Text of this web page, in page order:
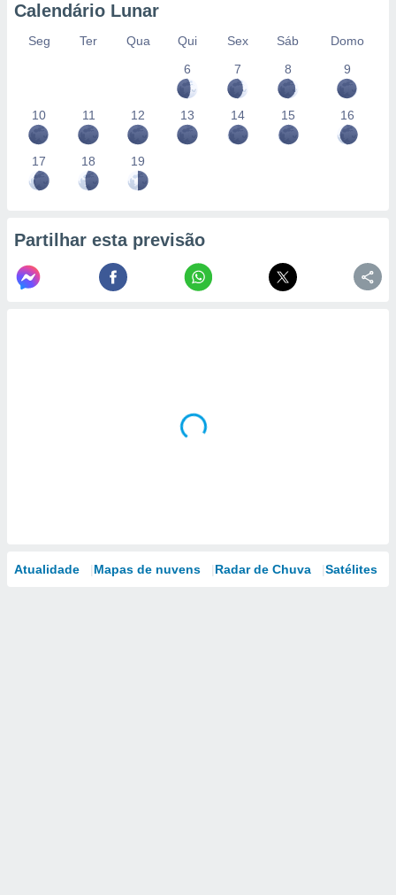
Calendário Lunar
Seg Ter Qua Qui Sex Sáb
Domo
6
7 8 9
10 11 12 13 14 15 16
17 18 19
Partilhar esta previsão
Atualidade Mapas de nuvens Radar de Chuva Satélites